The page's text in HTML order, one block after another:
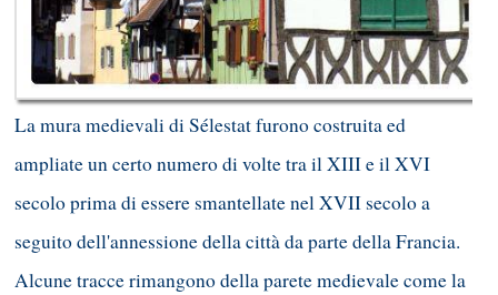
La mura medievali di Sélestat furono costruita ed
ampliate un certo numero di volte tra il XIII e il XVI
secolo prima di essere smantellate nel XVII secolo a
seguito dell'annessione della città da parte della Francia.
Alcune tracce rimangono della parete medievale come la